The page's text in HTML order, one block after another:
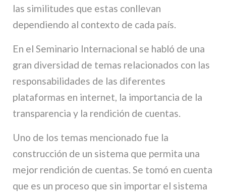
las similitudes que estas conllevan
dependiendo al contexto de cada país.
En el Seminario Internacional se habló de una
gran diversidad de temas relacionados con las
responsabilidades de las diferentes
plataformas en internet, la importancia de la
transparencia y la rendición de cuentas.
Uno de los temas mencionado fue la
construcción de un sistema que permita una
mejor rendición de cuentas. Se tomó en cuenta
que es un proceso que sin importar el sistema